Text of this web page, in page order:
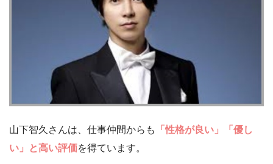
山下智久さんは、仕事仲間からも
「性格が良い」「優し
い」と高い評価を得ています。